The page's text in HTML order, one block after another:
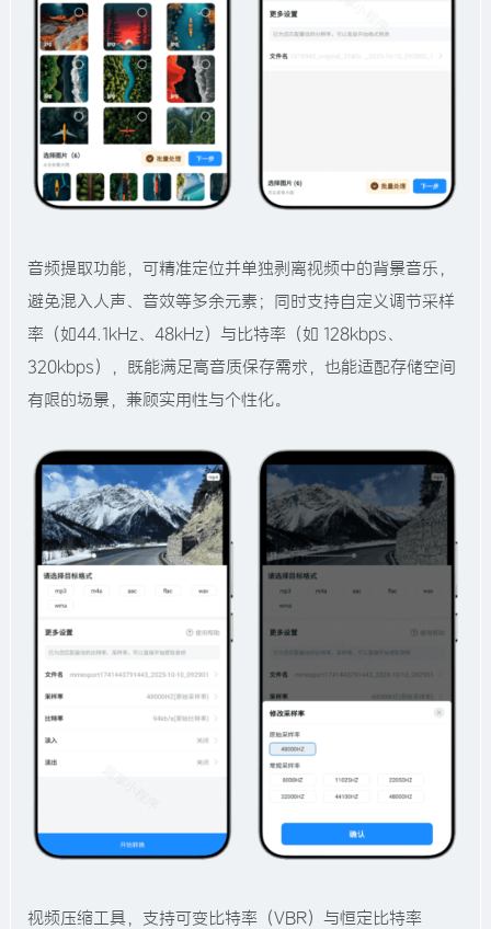
音频提取功能，可精准定位并单独剥离视频中的背景音乐，
避免混入人声、音效等多余元素；同时支持自定义调节采样
率（如44.1kHz、48kHz）与比特率（如 128kbps、
320kbps），既能满足高音质保存需求，也能适配存储空间
有限的场景，兼顾实用性与个性化。
视频压缩工具，支持可变比特率（VBR）与恒定比特率